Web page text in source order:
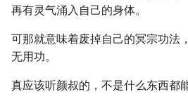
再有灵气涌入自己的身体。
可那就意味着废掉自己的冥宗功法
无用功。
真应该听颜叔的，不是什么东西都